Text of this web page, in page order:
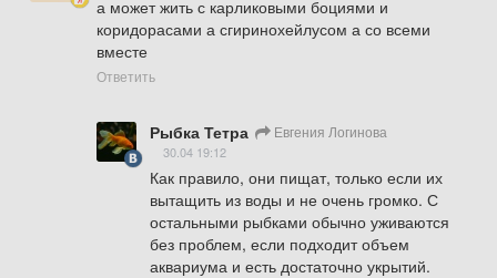
а может жить с карликовыми боциями и
коридорасами а сгиринохейлусом а со всеми
вместе
Ответить
Рыбка Тетра Евгения Логинова
30.04 19:12
Как правило, они пищат, только если их
вытащить из воды и не очень громко. С
остальными рыбками обычно уживаются
без проблем, если подходит объем
аквариума и есть достаточно укрытий.